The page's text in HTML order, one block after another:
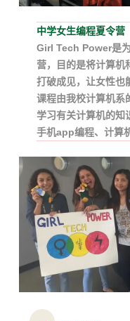
中学女生编程夏令营
Girl Tech Power是
营，目的是将计算机
打破成见，让女性也
课程由我校计算机系
学习有关计算机的知
手机app编程、计算